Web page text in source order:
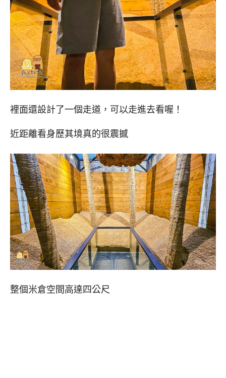
裡面還設計了一個走道，可以走進去看喔！
近距離看身歷其境真的很震撼
整個米倉空間高達四公尺